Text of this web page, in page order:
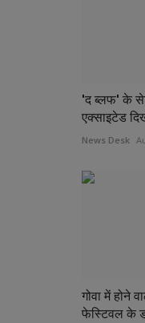
'द ब्लफ' के
एक्साइटेड
News Desk
गोवा में होने
फेस्टिवल के